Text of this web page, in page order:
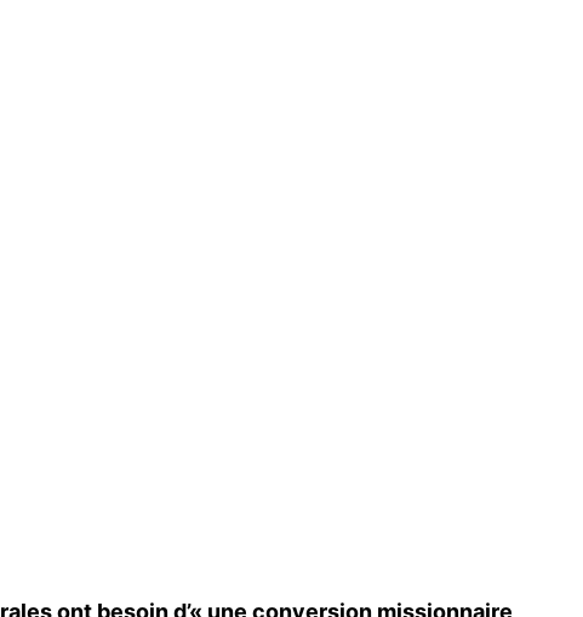
ont besoin d’« une conversion missionnaire